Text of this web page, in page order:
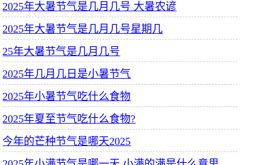
2025年大暑节气是几月几号 大暑农谚
2025年大暑节气是几月几号星期几
25年大暑节气是几月几号
2025年几月几日是小暑节气
2025年小暑节气吃什么食物
2025年夏至节气吃什么食物?
今年的芒种节气是哪天2025